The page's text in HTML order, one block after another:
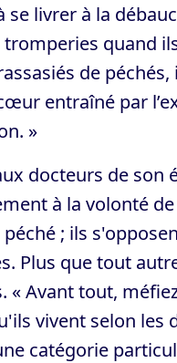
livrer à la
quand
de
entraîné par
»
docteurs de
à la volonté
; ils
Plus que tout
« Avant tout,
vivent selon les
catégorie